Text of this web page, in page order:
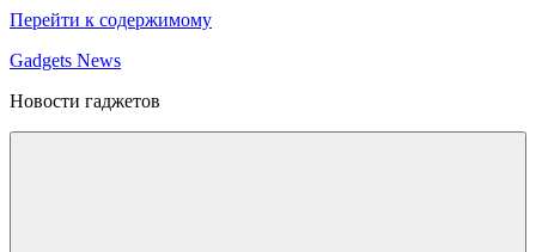
Перейти к содержимому
Gadgets News
Новости гаджетов